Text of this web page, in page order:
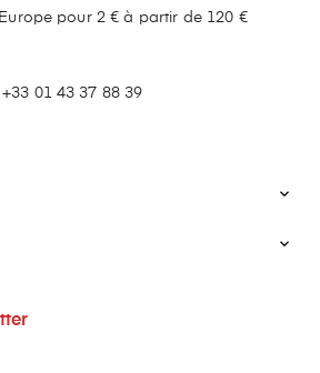
pour 2 € à partir de 120 €
01 43 37 88 39

